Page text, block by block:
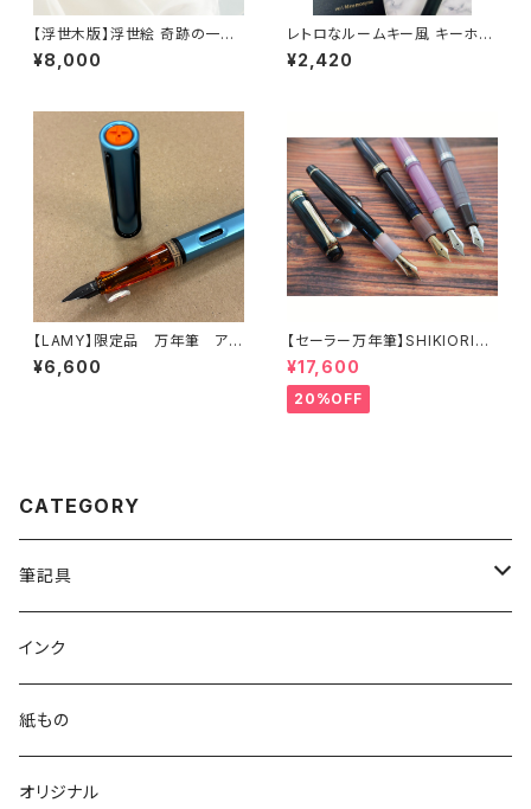
【浮世木版】浮世絵 奇跡の一本
松（小型版）27cm×22cm
¥8,000
レトロなルームキー風 キーホル
ダー（ブラック）
¥2,420
【LAMY】限定品 万年筆 アル
スター (デニム)
¥6,600
【セーラー万年筆】SHIKIORIー
四季織ー 山水（中細）
¥17,600
20%OFF
CATEGORY
筆記具
ガラスペン
万年筆
多機能ボールペン
インク
紙もの
オリジナル